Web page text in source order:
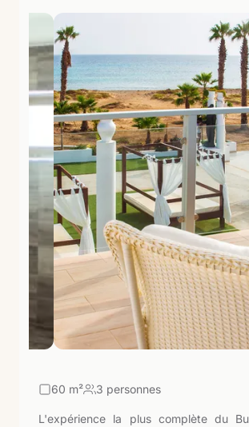
60 m² 3 personnes
L'expérience la plus complète du